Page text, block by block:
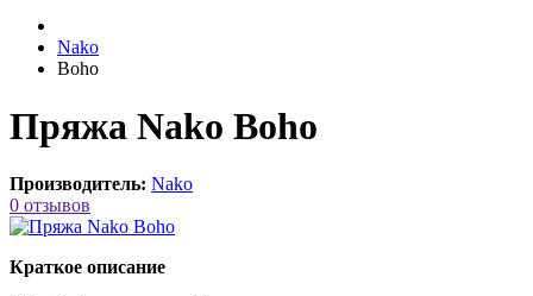
Nako
Boho
Пряжа Nako Boho
Производитель: Nako
0 отзывов
Краткое описание